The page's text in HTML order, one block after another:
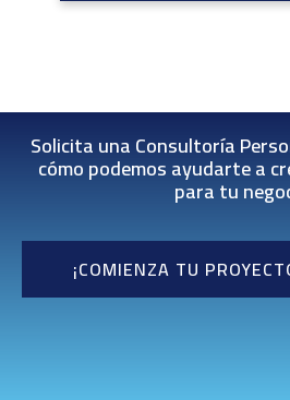
Solicita una Consultoría
cómo podemos ayudarte a
para tu
¡COMIENZA TU